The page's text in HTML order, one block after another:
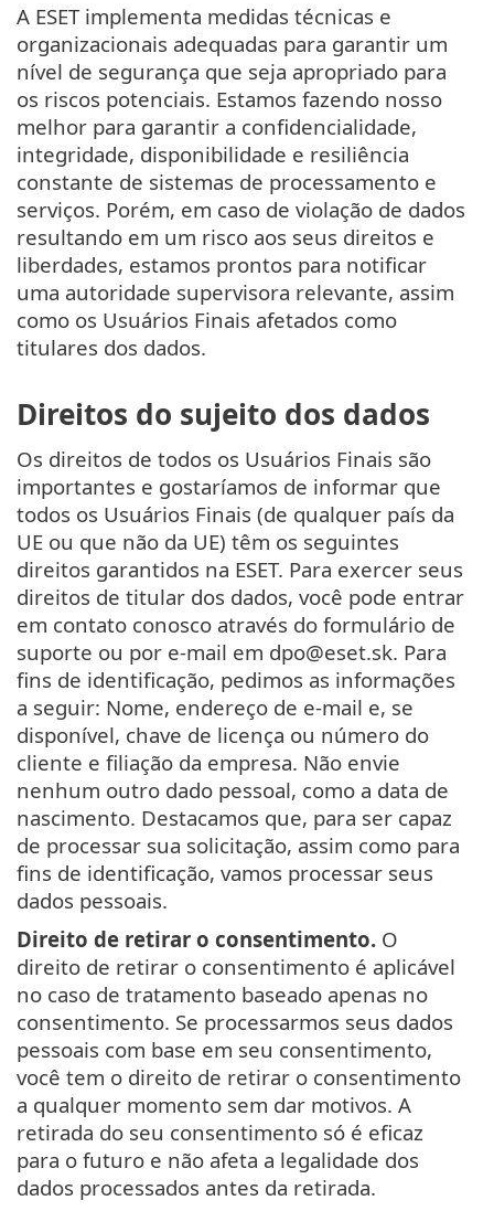
A ESET implementa medidas técnicas e
organizacionais adequadas para garantir um
nível de segurança que seja apropriado para
os riscos potenciais. Estamos fazendo nosso
melhor para garantir a confidencialidade,
integridade, disponibilidade e resiliência
constante de sistemas de processamento e
serviços. Porém, em caso de violação de dados
resultando em um risco aos seus direitos e
liberdades, estamos prontos para notificar
uma autoridade supervisora relevante, assim
como os Usuários Finais afetados como
titulares dos dados.
Direitos do sujeito dos dados
Os direitos de todos os Usuários Finais são
importantes e gostaríamos de informar que
todos os Usuários Finais (de qualquer país da
UE ou que não da UE) têm os seguintes
direitos garantidos na ESET. Para exercer seus
direitos de titular dos dados, você pode entrar
em contato conosco através do formulário de
suporte ou por e-mail em dpo@eset.sk. Para
fins de identificação, pedimos as informações
a seguir: Nome, endereço de e-mail e, se
disponível, chave de licença ou número do
cliente e filiação da empresa. Não envie
nenhum outro dado pessoal, como a data de
nascimento. Destacamos que, para ser capaz
de processar sua solicitação, assim como para
fins de identificação, vamos processar seus
dados pessoais.
Direito de retirar o consentimento. O
direito de retirar o consentimento é aplicável
no caso de tratamento baseado apenas no
consentimento. Se processarmos seus dados
pessoais com base em seu consentimento,
você tem o direito de retirar o consentimento
a qualquer momento sem dar motivos. A
retirada do seu consentimento só é eficaz
para o futuro e não afeta a legalidade dos
dados processados antes da retirada.